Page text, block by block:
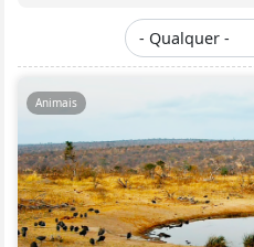
Animais